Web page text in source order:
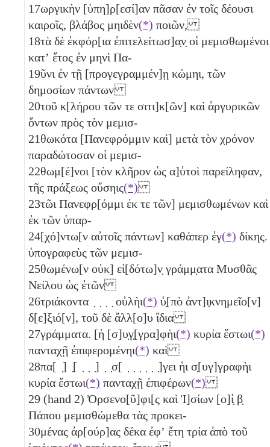
17ωργικὴν [ὑπη]ρ[εσί]αν πᾶσαν ἐν τοῖς δέουσι
καιροῖς, βλάβος μηιδὲν(*) ποιῶν,
18τὰ δὲ ἐκφόρ[ια ἐπιτελείτωσ]α̣ν̣ οἱ μεμισθωμένοι
κατʼ ἔτος ἐν μηνὶ Πα-
19ῦνι ἐν τῇ [προγεγραμμέν]ῃ κώμηι, τῶν
δημοσίων πάντων
20τοῦ κ[λήρου τῶν τε σιτι]κ[ῶν] καὶ ἀργυρικῶν
ὄντων πρὸς τὸν μεμισ-
21θωκότα [Πανεφρόμμιν καὶ] μετὰ τὸν χρόνον
παραδώτοσαν οἱ μεμισ-
22θωμ[έ]νοι [τὸν κλῆρον ὡς α]ὐτοὶ παρείληφαν,
τῆς πράξεως οὔσηις(*)
23τῶι Πανεφρ[όμμι ἐκ τε τῶν] μεμισθωμένων καὶ
ἐκ τῶν ὑπαρ-
24[χό]ντω[ν αὐτοῖς πάντων] καθάπερ ἐγ(*) δίκης.
ὑπογραφεὺς τῶν μεμισ-
25θωμένω[ν οὐκ] εἰ[δότω]ν̣ γράμμ̣ατα Μυσθᾶς
Νείλου ὡς ἐτῶν
26τριάκοντα ̣ ̣ ̣ ̣ οὐλὴι(*) ὑ̣[πὸ ἀντ]ι̣κνημεῖο[ν]
δ[ε]ξιό[ν], τοῦ δὲ ἄλλ[ο]υ ἴδια
27γράμματα. [ἡ [σ]υ̣γ̣[γρα]φὴι(*) κυρία ἔστωι(*)
πανταχῇ ἐπιφερομένηι(*) καὶ
28πα[ ̣] ̣[ ̣ ̣ ̣] ̣ ̣σ[ ̣ ̣ ̣ ̣ ̣ ̣]γει ἡι σ̣[υγ]γραφὴι
κυρία ἔστωι(*) πανταχῇ ἐπιφέρων(*)
29 (hand 2) Ὀρσενο[ῦ]φι[ς καὶ Ἰ]σίων [ο]ἱ̣ β̣
Πάπου μεμισθώμεθα τὰς προκει-
30μένας ἀρ[ούρ]ας δέκα ἐφʼ ἔτη τρία ἀπὸ τοῦ